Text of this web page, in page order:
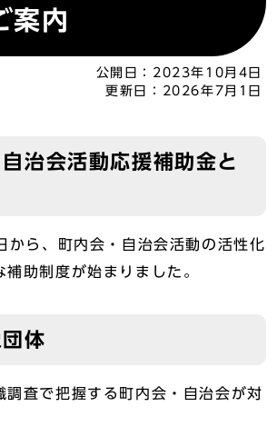
案内
公開日： 2023年10月4日
更新日：
2026年7月1日
治会活動応援補助金と
ら、町内会・自治会活動の活性化
補助制度が始まりました。
体
調査で把握する町内会・自治会が対